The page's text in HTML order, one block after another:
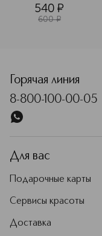
540 ¤
600 ¤
Горячая линия
8-800-100-00-05
Для вас
Подарочные карты
Сервисы красоты
Доставка